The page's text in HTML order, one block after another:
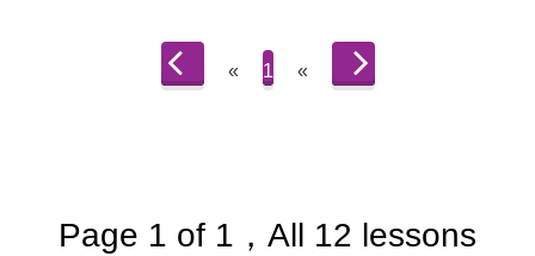
« 1 «
Page 1 of 1，All 12 lessons